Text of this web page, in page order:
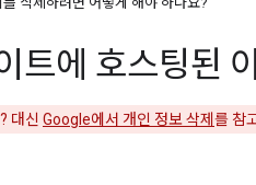
트에 호스팅된
대신 Google에서 개인 정보 삭제 를 참